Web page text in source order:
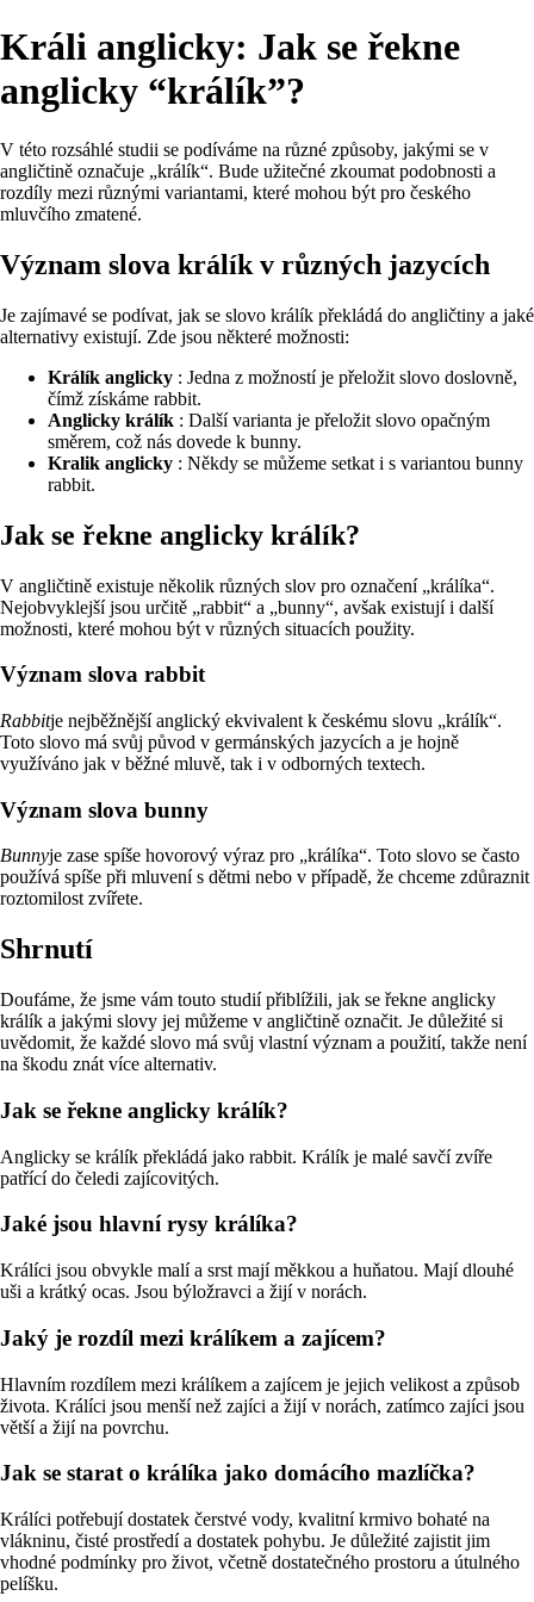
Králi anglicky: Jak se řekne
anglicky “králík”?
V této rozsáhlé studii se podíváme na různé způsoby, jakými se v
angličtině označuje „králík“. Bude užitečné zkoumat podobnosti a
rozdíly mezi různými variantami, které mohou být pro českého
mluvčího zmatené.
Význam slova králík v různých jazycích
Je zajímavé se podívat, jak se slovo králík překládá do angličtiny a jaké
alternativy existují. Zde jsou některé možnosti:
Králík anglicky : Jedna z možností je přeložit slovo doslovně,
čímž získáme rabbit.
Anglicky králík : Další varianta je přeložit slovo opačným
směrem, což nás dovede k bunny.
Kralik anglicky : Někdy se můžeme setkat i s variantou bunny
rabbit.
Jak se řekne anglicky králík?
V angličtině existuje několik různých slov pro označení „králíka“.
Nejobvyklejší jsou určitě „rabbit“ a „bunny“, avšak existují i další
možnosti, které mohou být v různých situacích použity.
Význam slova rabbit
Rabbitje nejběžnější anglický ekvivalent k českému slovu „králík“.
Toto slovo má svůj původ v germánských jazycích a je hojně
využíváno jak v běžné mluvě, tak i v odborných textech.
Význam slova bunny
Bunnyje zase spíše hovorový výraz pro „králíka“. Toto slovo se často
používá spíše při mluvení s dětmi nebo v případě, že chceme zdůraznit
roztomilost zvířete.
Shrnutí
Doufáme, že jsme vám touto studií přiblížili, jak se řekne anglicky
králík a jakými slovy jej můžeme v angličtině označit. Je důležité si
uvědomit, že každé slovo má svůj vlastní význam a použití, takže není
na škodu znát více alternativ.
Jak se řekne anglicky králík?
Anglicky se králík překládá jako rabbit. Králík je malé savčí zvíře
patřící do čeledi zajícovitých.
Jaké jsou hlavní rysy králíka?
Králíci jsou obvykle malí a srst mají měkkou a huňatou. Mají dlouhé
uši a krátký ocas. Jsou býložravci a žijí v norách.
Jaký je rozdíl mezi králíkem a zajícem?
Hlavním rozdílem mezi králíkem a zajícem je jejich velikost a způsob
života. Králíci jsou menší než zajíci a žijí v norách, zatímco zajíci jsou
větší a žijí na povrchu.
Jak se starat o králíka jako domácího mazlíčka?
Králíci potřebují dostatek čerstvé vody, kvalitní krmivo bohaté na
vlákninu, čisté prostředí a dostatek pohybu. Je důležité zajistit jim
vhodné podmínky pro život, včetně dostatečného prostoru a útulného
pelíšku.